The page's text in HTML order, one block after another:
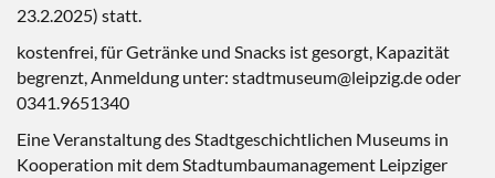
23.2.2025) statt.
kostenfrei, für Getränke und Snacks ist gesorgt, Kapazität
begrenzt, Anmeldung unter: stadtmuseum@leipzig.de oder
0341.9651340
Eine Veranstaltung des Stadtgeschichtlichen Museums in
Kooperation mit dem Stadtumbaumanagement Leipziger